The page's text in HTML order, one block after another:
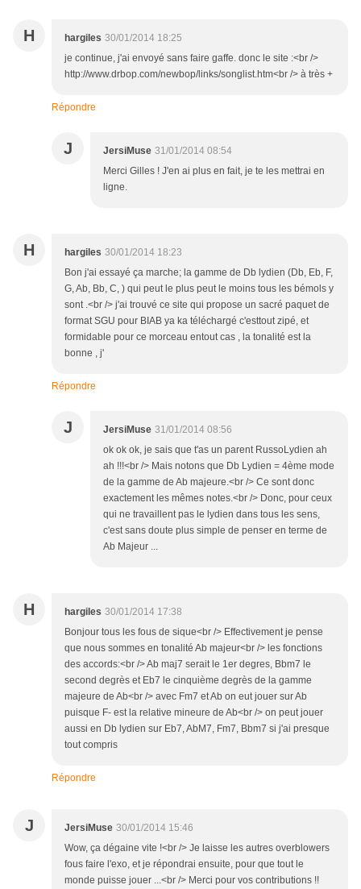
H hargiles 30/01/2014 18:25
je continue, j'ai envoyé sans faire gaffe. donc le site :<br />
http://www.drbop.com/newbop/links/songlist.htm<br /> à très +
Répondre
J JersiMuse 31/01/2014 08:54
Merci Gilles ! J'en ai plus en fait, je te les mettrai en
ligne.
H hargiles 30/01/2014 18:23
Bon j'ai essayé ça marche; la gamme de Db lydien (Db, Eb, F,
G, Ab, Bb, C, ) qui peut le plus peut le moins tous les bémols y
sont .<br /> j'ai trouvé ce site qui propose un sacré paquet de
format SGU pour BIAB ya ka téléchargé c'esttout zipé, et
formidable pour ce morceau entout cas , la tonalité est la
bonne , j'
Répondre
J JersiMuse 31/01/2014 08:56
ok ok ok, je sais que t'as un parent RussoLydien ah
ah !!!<br /> Mais notons que Db Lydien = 4ème mode
de la gamme de Ab majeure.<br /> Ce sont donc
exactement les mêmes notes.<br /> Donc, pour ceux
qui ne travaillent pas le lydien dans tous les sens,
c'est sans doute plus simple de penser en terme de
Ab Majeur ...
H hargiles 30/01/2014 17:38
Bonjour tous les fous de sique<br /> Effectivement je pense
que nous sommes en tonalité Ab majeur<br /> les fonctions
des accords:<br /> Ab maj7 serait le 1er degres, Bbm7 le
second degrès et Eb7 le cinquième degrès de la gamme
majeure de Ab<br /> avec Fm7 et Ab on eut jouer sur Ab
puisque F- est la relative mineure de Ab<br /> on peut jouer
aussi en Db lydien sur Eb7, AbM7, Fm7, Bbm7 si j'ai presque
tout compris
Répondre
J JersiMuse 30/01/2014 15:46
Wow, ça dégaine vite !<br /> Je laisse les autres overblowers
fous faire l'exo, et je répondrai ensuite, pour que tout le
monde puisse jouer ...<br /> Merci pour vos contributions !!